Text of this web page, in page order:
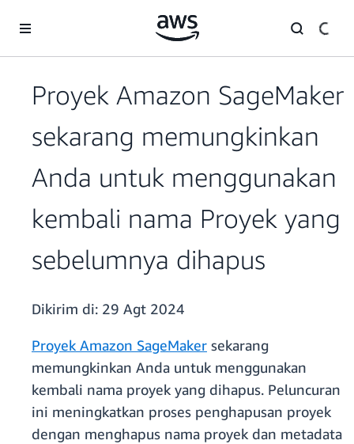
Proyek Amazon SageMaker
sekarang memungkinkan
Anda untuk menggunakan
kembali nama Proyek yang
sebelumnya dihapus
Dikirim di: 29 Agt 2024
Proyek Amazon SageMaker sekarang
memungkinkan Anda untuk menggunakan
kembali nama proyek yang dihapus. Peluncuran
ini meningkatkan proses penghapusan proyek
dengan menghapus nama proyek dan metadata